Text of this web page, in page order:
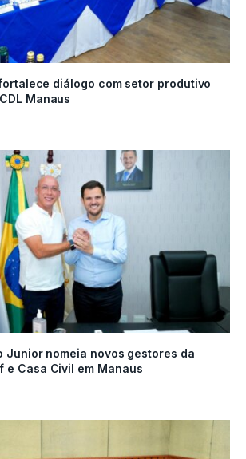
diálogo com setor produtivo
Manaus
Junior nomeia novos gestores da
e Casa Civil em Manaus